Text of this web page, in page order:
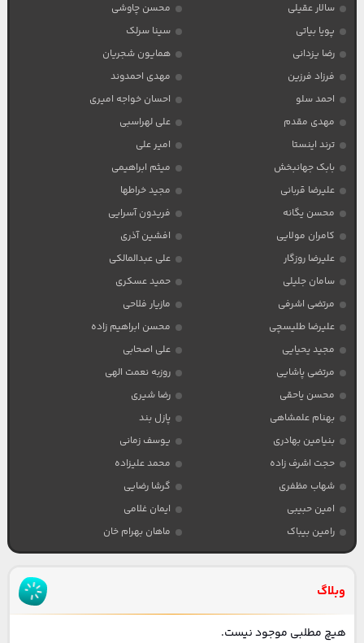
سالار عقیلی
محسن چاوشی
پویا بیاتی
سینا سرلک
رضا یزدانی
همایون شجریان
فرزاد فرزین
مهدی احمدوند
احمد سلو
احسان خواجه امیری
مهدی مقدم
علی لهراسبی
ترند اینستا
امیر علی
بابک جهانبخش
میثم ابراهیمی
علیرضا قربانی
مجید خراطها
محسن یگانه
فریدون آسرایی
کامران مولایی
افشین آذری
علیرضا روزگار
علی عبدالمالکی
سامان جلیلی
حمید عسکری
مرتضی اشرفی
مازیار فلاحی
علیرضا طلیسچی
محسن ابراهیم زاده
مجید یحیایی
علی اصحابی
مرتضی پاشایی
روزبه نعمت الهی
محسن یاحقی
رضا شیری
بهنام علمشاهی
پازل بند
بنیامین بهادری
یوسف زمانی
حجت اشرف زاده
محمد علیزاده
شهاب مظفری
گرشا رضایی
امین حبیبی
ایمان غلامی
رامین بیباک
ماهان بهرام خان
وبلاگ
هیچ مطلبی موجود نیست.